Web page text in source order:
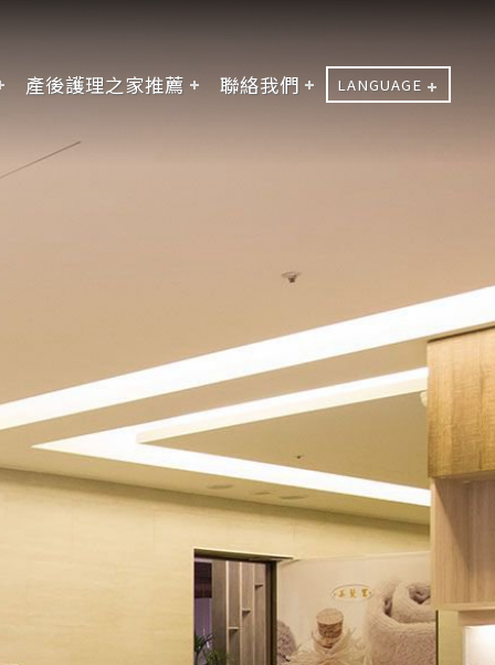
產後護理之家推薦 聯絡我們 LANGUAGE